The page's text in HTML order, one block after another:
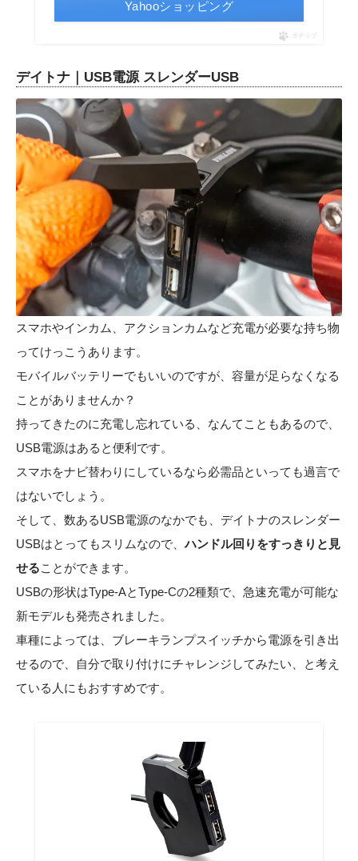
Yahooショッピング
ポチップ
デイトナ｜USB電源 スレンダーUSB
スマホやインカム、アクションカムなど充電が必要な持ち物
ってけっこうあります。
モバイルバッテリーでもいいのですが、容量が足らなくなる
ことがありませんか？
持ってきたのに充電し忘れている、なんてこともあるので、
USB電源はあると便利です。
スマホをナビ替わりにしているなら必需品といっても過言で
はないでしょう。
そして、数あるUSB電源のなかでも、デイトナのスレンダー
USBはとってもスリムなので、ハンドル回りをすっきりと見
せることができます。
USBの形状はType-AとType-Cの2種類で、急速充電が可能な
新モデルも発売されました。
車種によっては、ブレーキランプスイッチから電源を引き出
せるので、自分で取り付けにチャレンジしてみたい、と考え
ている人にもおすすめです。